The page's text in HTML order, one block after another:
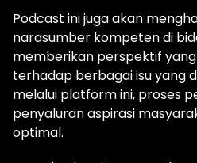
Podcast ini juga akan
narasumber kompeten di
memberikan perspektif
terhadap berbagai isu yang
melalui platform ini, proses
penyaluran aspirasi
optimal.